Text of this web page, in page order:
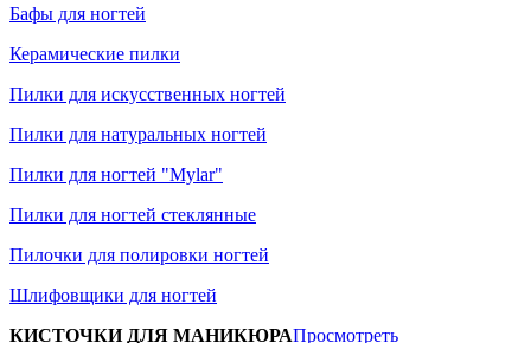
Бафы для ногтей
Керамические пилки
Пилки для искусственных ногтей
Пилки для натуральных ногтей
Пилки для ногтей "Mylar"
Пилки для ногтей стеклянные
Пилочки для полировки ногтей
Шлифовщики для ногтей
КИСТОЧКИ ДЛЯ МАНИКЮРАПросмотреть